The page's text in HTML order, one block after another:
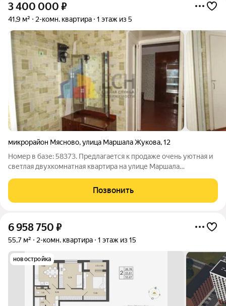
3 400 000 ₽
41,9 м² 2-комн. квартира 1 этаж из 5
микрорайон Мясново,улица Маршала Жукова,12
Номер в базе: 58373. Предлагается к продаже очень уютная и
светлая двухкомнатная квартира на улице Маршала
общая площадь 41,9 м, жилая 26,4 м. Окна выходят на южную
сторону, что обеспечивает
Позвонить
6 958 750 ₽
55,7 м² 2-комн. квартира 1 этаж из 15
новостройка